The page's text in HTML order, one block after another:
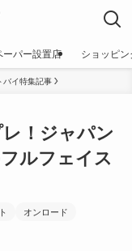
ーパー設置店 ショッピン
バイ特集記事
！ジャパン
ルフェイス
オンロード